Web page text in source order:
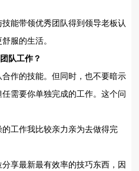
能带领优秀团队得到领导老板认
服的生活。
队工作？
作的技能。但同时，也不要暗示
需要你单独完成的工作。这个问
工作我比较亲力亲为去做得完
享最新最有效率的技巧东西，因